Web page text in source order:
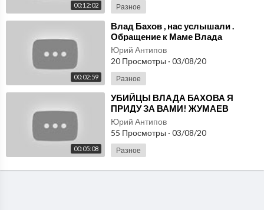
00:12:02 Разное
00:02:59
⁣Влад Бахов , нас услышали .
Обращение к Маме Влада
Юрий Антипов
20 Просмотры · 03/08/20
Разное
00:05:08
⁣УБИЙЦЫ ВЛАДА БАХОВА Я
ПРИДУ ЗА ВАМИ! ЖУМАЕВ
ВЕРНИ КУРТКУ РОДИТЕЛЯМ!
Юрий Антипов
55 Просмотры · 03/08/20
Разное